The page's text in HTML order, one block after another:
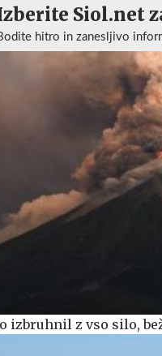
Siol.net
hitro in zanesljivo
izbruhnil z vso silo,